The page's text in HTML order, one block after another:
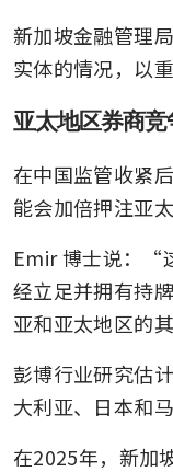
新加坡金融管理
实体的情况，以
亚太地区券商竞
在中国监管收紧
能会加倍押注亚
Emir 博士说：“
经立足并拥有持
亚和亚太地区的
彭博行业研究估
大利亚、日本和
在2025年，新加